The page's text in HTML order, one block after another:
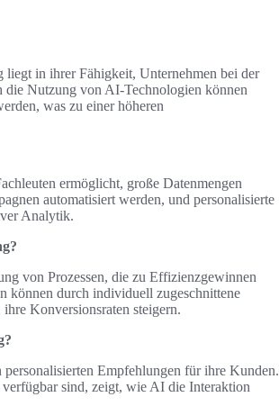
in ihrer Fähigkeit, Unternehmen bei der
die Nutzung von AI-Technologien können
was zu einer höheren
ermöglicht, große Datenmengen
automatisiert werden, und personalisierte
Analytik.
von Prozessen, die zu Effizienzgewinnen
können durch individuell zugeschnittene
Konversionsraten steigern.
Empfehlungen für ihre Kunden.
sind, zeigt, wie AI die Interaktion